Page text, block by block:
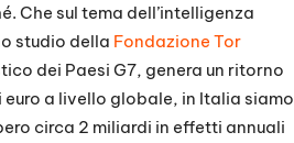
Che sul tema dell’intelligenza
studio della Fondazione Tor
dei Paesi G7, genera un ritorno
a livello globale, in Italia siamo
circa 2 miliardi in effetti annuali